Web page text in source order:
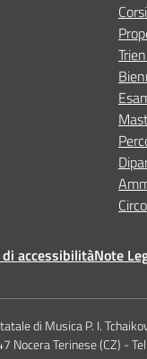
accessibilitàNote
di Musica P. I.
Nocera Terinese (CZ) -